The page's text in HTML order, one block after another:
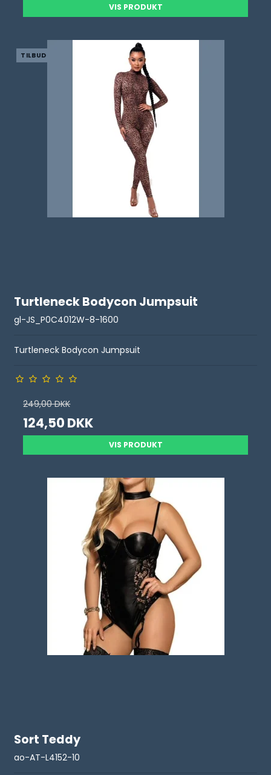
VIS PRODUKT
TILBUD
Turtleneck Bodycon Jumpsuit
gl-JS_P0C4012W-8-1600
Turtleneck Bodycon Jumpsuit
249,00 DKK
124,50 DKK
VIS PRODUKT
Sort Teddy
ao-AT-L4152-10